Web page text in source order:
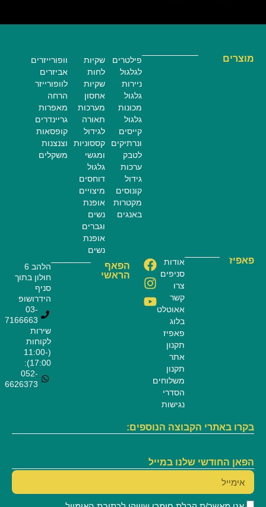
מוצרים
פילטרים
לגלגול
ניירות
גלגול
מכונות
גלגול
קייסים
ונרתיקים
לטבק
ערכות
גידול
קונוסים
מקטרות
באנגים
שקיות
לחות
שקיות
אחסון
מערכות
תאורה
לגידול
קססוניות
ומגשי
גלגול
דוחסים
מיצויים
אופנת
נשים
וגברים
אופנת
נשים
וופורייזרים
אביזרים
לוופורייזר
הרחה
מאפרות
גריינדרים
קופסאות
וצנצנות
משקלים
פאפיז
אודות
סניפים
צרו
קשר
אאוטלט
בלוג
פאפיז
תקנון
אתר
תקנון
משלוחים
הסדרי
נגישות
הפאף
הראשי
הלהב 6
חולון בתוך
סניף
הידרושופ
03-
7166663
שירות
לקוחות
(11:00-
17:00):
052-
6626373
בקרו באתרי הקבוצה הנוספים:
הפאן החודשי שלנו במייל